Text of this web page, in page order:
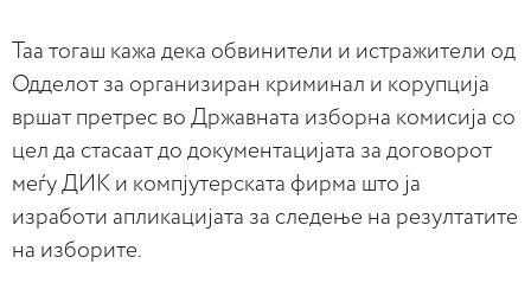
Таа тогаш кажа дека обвинители и истражители од
Одделот за организиран криминал и корупција
вршат претрес во Државната изборна комисија со
цел да стасаат до документацијата за договорот
меѓу ДИК и компјутерската фирма што ја
изработи апликацијата за следење на резултатите
на изборите.